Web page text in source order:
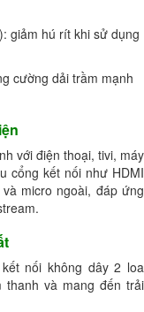
giảm hú rít khi sử dụng
cường dải trầm mạnh
với điện thoại, tivi, máy
cổng kết nối như HDMI
và micro ngoài, đáp ứng
nối không dây 2 loa
thanh và mang đến trải